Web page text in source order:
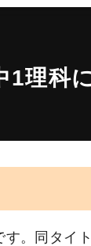
1理科
。同タイ